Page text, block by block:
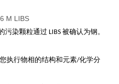
染颗粒通过 LIBS 被确认为钢。
执行物相的结构和元素/化学分